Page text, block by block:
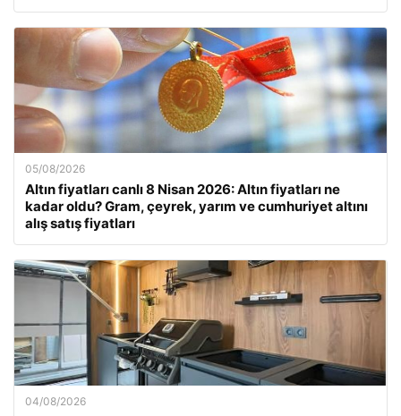
05/08/2026
Altın fiyatları canlı 8 Nisan 2026: Altın fiyatları ne
kadar oldu? Gram, çeyrek, yarım ve cumhuriyet altını
alış satış fiyatları
04/08/2026